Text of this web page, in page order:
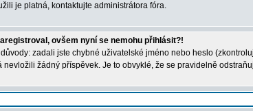
je platná, kontaktujte administrátora fóra.
ovšem nyní se nemohu přihlásit?!
zadali jste chybné uživatelské jméno nebo heslo
nevložili žádný příspěvek. Je to obvyklé, že se pravidelně